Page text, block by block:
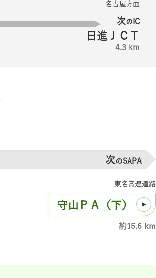
名古屋方面
次のIC
日進ＪＣＴ
4.3 km
次のSAPA
東名高速道路
守山ＰＡ（下）
約15.6 km